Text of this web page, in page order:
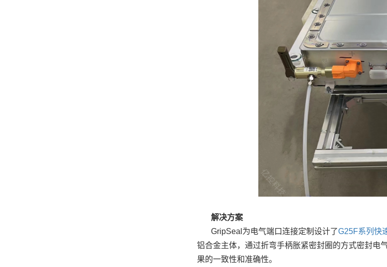
解决方案
GripSeal为电气端口连接定制设计了G25F系列快
铝合金主体，通过折弯手柄胀紧密封圈的方式密封电
果的一致性和准确性。